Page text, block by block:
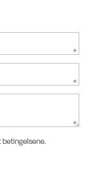
betingelsene.